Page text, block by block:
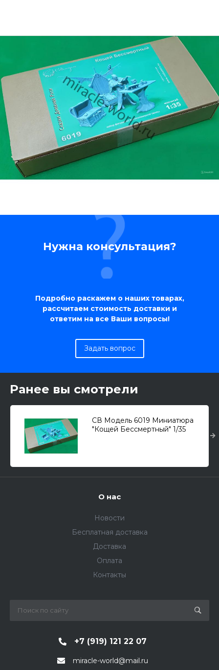
Нужна консультация?
Подробно раскажем о наших товарах,
рассчитаем стоимость доставки и
ответим на все Ваши вопросы!
Задать вопрос
Ранее вы смотрели
СВ Модель 6019 Миниатюра
"Кощей Бессмертный" 1/35
О нас
Новости
Бесплатная доставка
Доставка
Оплата
Контакты
+7 (919) 121 22 07
miracle-world@mail.ru